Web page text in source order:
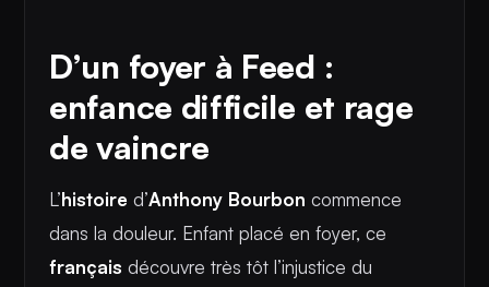
D’un foyer à Feed :
enfance difficile et rage
de vaincre
L’histoire d’Anthony Bourbon commence
dans la douleur. Enfant placé en foyer, ce
français découvre très tôt l’injustice du